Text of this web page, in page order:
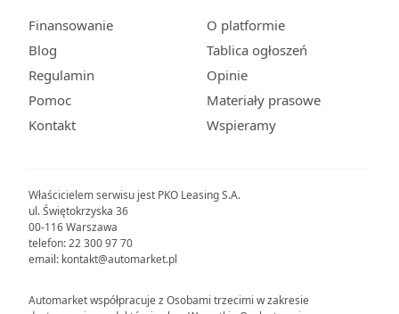
Właścicielem serwisu jest PKO Leasing S.A.
ul. Świętokrzyska 36
00-116 Warszawa
telefon: 22 300 97 70
email: kontakt@automarket.pl
Automarket współpracuje z Osobami trzecimi w zakresie
Finansowanie
Blog
Regulamin
Pomoc
Kontakt
O platformie
Tablica ogłoszeń
Opinie
Materiały prasowe
Wspieramy